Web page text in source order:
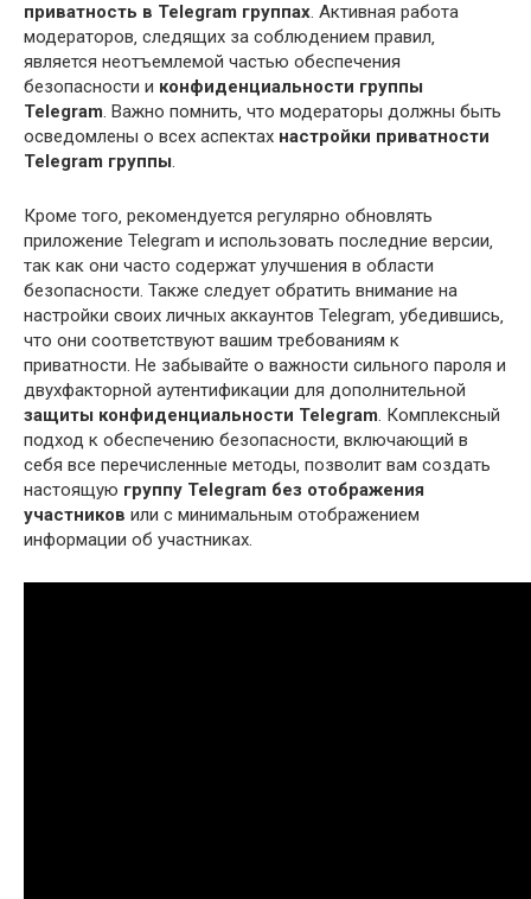
приватность в Telegram группах. Активная работа
модераторов‚ следящих за соблюдением правил‚
является неотъемлемой частью обеспечения
безопасности и конфиденциальности группы
Telegram. Важно помнить‚ что модераторы должны быть
осведомлены о всех аспектах настройки приватности
Telegram группы.
Кроме того‚ рекомендуется регулярно обновлять
приложение Telegram и использовать последние версии‚
так как они часто содержат улучшения в области
безопасности. Также следует обратить внимание на
настройки своих личных аккаунтов Telegram‚ убедившись‚
что они соответствуют вашим требованиям к
приватности. Не забывайте о важности сильного пароля и
двухфакторной аутентификации для дополнительной
защиты конфиденциальности Telegram. Комплексный
подход к обеспечению безопасности‚ включающий в
себя все перечисленные методы‚ позволит вам создать
настоящую группу Telegram без отображения
участников или с минимальным отображением
информации об участниках.